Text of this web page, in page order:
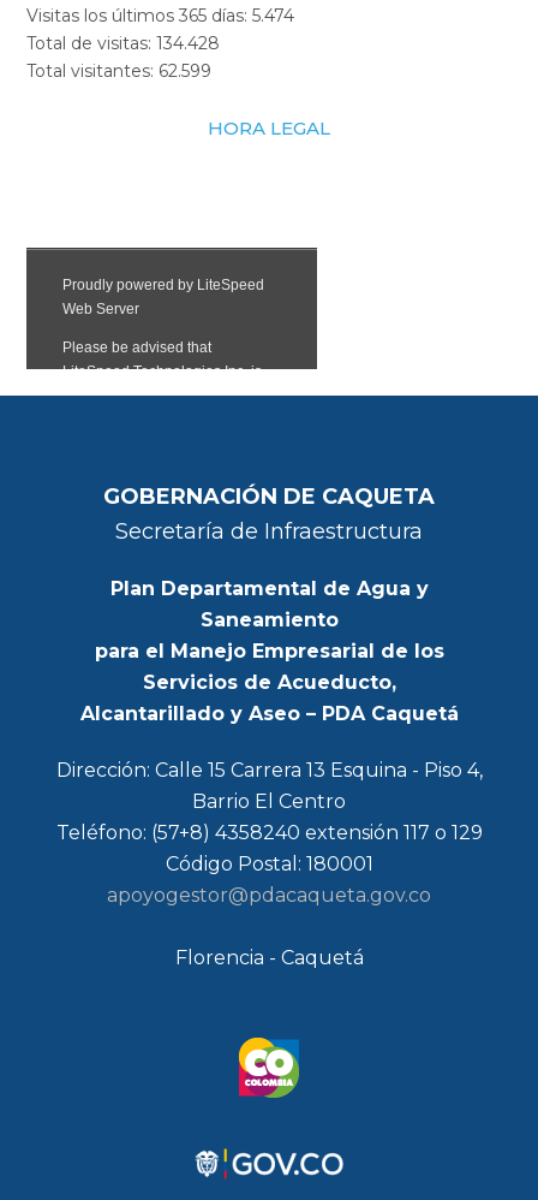
Visitas los últimos 365 días:5.474
Total de visitas:134.428
Total visitantes: 62.599
HORA LEGAL
GOBERNACIÓN DE CAQUETA
Secretaría de Infraestructura
Plan Departamental de Agua y
Saneamiento
para el Manejo Empresarial de los
Servicios de Acueducto,
Alcantarillado y Aseo – PDA Caquetá
Dirección: Calle 15 Carrera 13 Esquina - Piso 4,
Barrio El Centro
Teléfono: (57+8) 4358240 extensión 117 o 129
Código Postal: 180001
apoyogestor@pdacaqueta.gov.co
Florencia - Caquetá